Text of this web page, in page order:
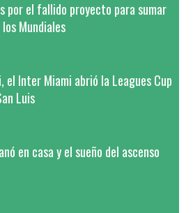
por el fallido proyecto para sumar
Mundiales
el Inter Miami abrió la Leagues Cup
Luis
en casa y el sueño del ascenso